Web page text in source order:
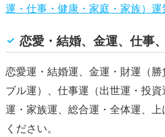
運・仕事・健康・家庭・家族）
恋愛・結婚、金運、仕事
恋愛運・結婚運、金運・財運（
ブル運）、仕事運（出世運・投
運・家族運、総合運・全体運、
ください。